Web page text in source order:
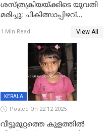
ശസ്ത്രക്രിയയ്‌ക്കിടെ യുവതി
മരിച്ചു; ചികിത്സാപ്പിഴവ്
സംഭവം മാവേലിക്കരയിൽ
1 Min Read View All
KERALA
Posted On 22-12-2025
വീട്ടുമുറ്റത്തെ കുളത്തിൽ